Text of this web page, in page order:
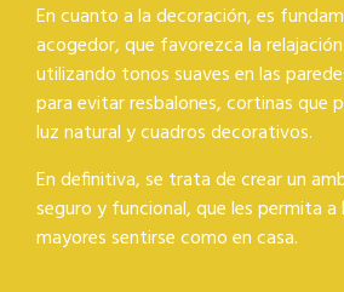
En cuanto a la decoración, es
acogedor, que favorezca la
utilizando tonos suaves en las
para evitar resbalones, cortinas que
luz natural y cuadros decorativos.
En definitiva, se trata de crear un
seguro y funcional, que les permita a
mayores sentirse como en casa.